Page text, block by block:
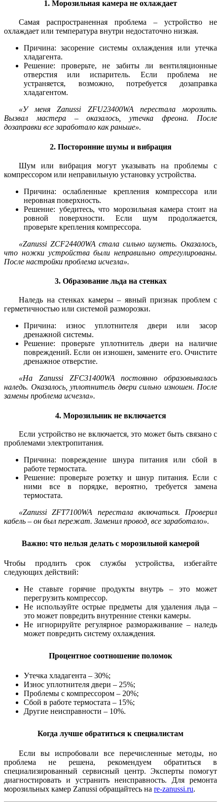
1. Морозильная камера не охлаждает
Самая распространенная проблема – устройство не
охлаждает или температура внутри недостаточно низкая.
Причина: засорение системы охлаждения или утечка
хладагента.
Решение: проверьте, не забиты ли вентиляционные
отверстия или испаритель. Если проблема не
устраняется, возможно, потребуется дозаправка
хладагентом.
«У меня Zanussi ZFU23400WA перестала морозить.
Вызвал мастера – оказалось, утечка фреона. После
дозаправки все заработало как раньше».
2. Посторонние шумы и вибрация
Шум или вибрация могут указывать на проблемы с
компрессором или неправильную установку устройства.
Причина: ослабленные крепления компрессора или
неровная поверхность.
Решение: убедитесь, что морозильная камера стоит на
ровной поверхности. Если шум продолжается,
проверьте крепления компрессора.
«Zanussi ZCF24400WA стала сильно шуметь. Оказалось,
что ножки устройства были неправильно отрегулированы.
После настройки проблема исчезла».
3. Образование льда на стенках
Наледь на стенках камеры – явный признак проблем с
герметичностью или системой разморозки.
Причина: износ уплотнителя двери или засор
дренажной системы.
Решение: проверьте уплотнитель двери на наличие
повреждений. Если он изношен, замените его. Очистите
дренажное отверстие.
«На Zanussi ZFC31400WA постоянно образовывалась
наледь. Оказалось, уплотнитель двери сильно изношен. После
замены проблема исчезла».
4. Морозильник не включается
Если устройство не включается, это может быть связано с
проблемами электропитания.
Причина: повреждение шнура питания или сбой в
работе термостата.
Решение: проверьте розетку и шнур питания. Если с
ними все в порядке, вероятно, требуется замена
термостата.
«Zanussi ZFT7100WA перестала включаться. Проверил
кабель – он был пережат. Заменил провод, все заработало».
Важно: что нельзя делать с морозильной камерой
Чтобы продлить срок службы устройства, избегайте
следующих действий:
Не ставьте горячие продукты внутрь – это может
перегрузить компрессор.
Не используйте острые предметы для удаления льда –
это может повредить внутренние стенки камеры.
Не игнорируйте регулярное размораживание – наледь
может повредить систему охлаждения.
Процентное соотношение поломок
Утечка хладагента – 30%;
Износ уплотнителя двери – 25%;
Проблемы с компрессором – 20%;
Сбой в работе термостата – 15%;
Другие неисправности – 10%.
Когда лучше обратиться к специалистам
Если вы испробовали все перечисленные методы, но
проблема не решена, рекомендуем обратиться в
специализированный сервисный центр. Эксперты помогут
диагностировать и устранить неисправность. Для ремонта
морозильных камер Zanussi обращайтесь на re-zanussi.ru.